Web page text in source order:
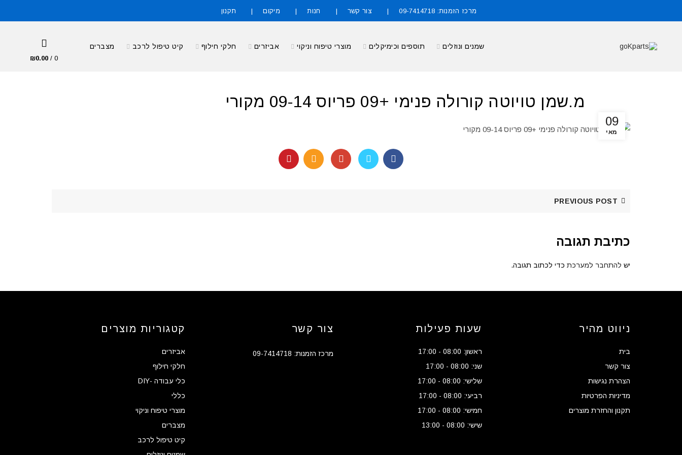
מרכז הזמנות: 09-7414718 צור קשר חנות מיקום תקנון
שמנים ונוזלים תוספים וכימיקלים מוצרי טיפוח וניקוי אביזרים חלקי חילוף קיט טיפול לרכב מצברים
0
/
₪0.00
09
מאי
מ.שמן טויוטה קורולה פנימי +09 פריוס 09-14 מקורי
PREVIOUS POST
כתיבת תגובה
יש להתחבר למערכת כדי לכתוב תגובה.
ניווט מהיר
בית
צור קשר
הצהרת נגישות
מדיניות הפרטיות
תקנון והחזרת מוצרים
שעות פעילות
ראשון: 08:00 - 17:00
שני: 08:00 - 17:00
שלישי: 08:00 - 17:00
רביעי: 08:00 - 17:00
חמישי: 08:00 - 17:00
שישי: 08:00 - 13:00
צור קשר
מרכז הזמנות: 09-7414718
קטגוריות מוצרים
אביזרים
חלקי חילוף
כלי עבודה -DIY
כללי
מוצרי טיפוח וניקוי
מצברים
קיט טיפול לרכב